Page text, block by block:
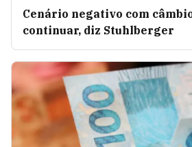
Cenário negativo com
continuar, diz Stuhlberger